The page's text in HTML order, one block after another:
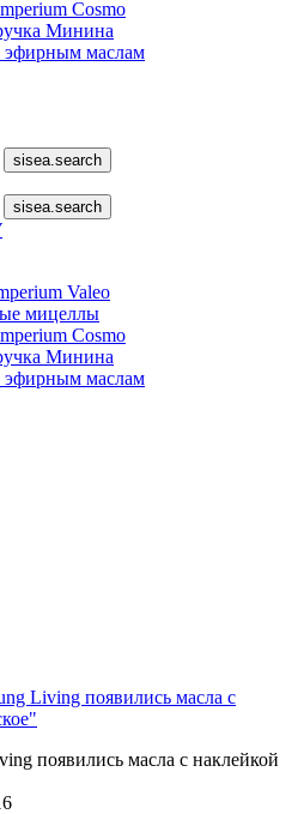
Cosmo
Минина
эфирным маслам
Valeo
мицеллы
Cosmo
Минина
эфирным маслам
Living появились масла с
появились масла с наклейкой